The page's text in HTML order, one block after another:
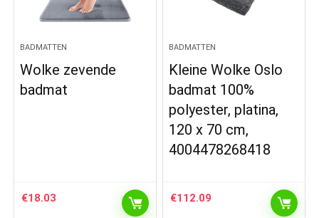
BADMATTEN
Wolke zevende
badmat
€18.03
BADMATTEN
Kleine Wolke Oslo
badmat 100%
polyester, platina,
120 x 70 cm,
4004478268418
€112.09